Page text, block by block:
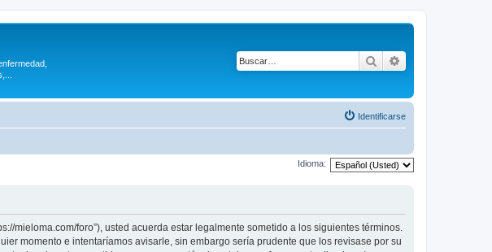
Buscar
Identificarse
Idioma:
mieloma.com/foro”), usted acuerda estar legalmente sometido a los siguientes términos.
momento e intentaríamos avisarle, sin embargo sería prudente que los revisase por su